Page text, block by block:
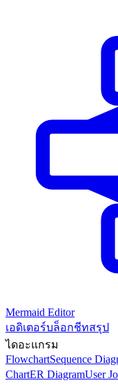
Mermaid Editor
เอดิเตอร์บล็อกชีทสรุป
ไดอะแกรม
FlowchartSequence
ChartER DiagramUser